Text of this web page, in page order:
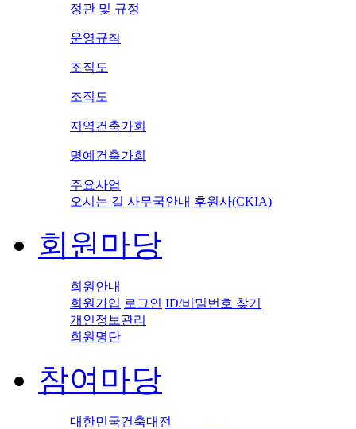
정관 및 규정
운영규칙
조직도
조직도
지역건축가회
명예건축가회
주요사업
오시는 길 사무국안내 후원사(CKIA)
회원마당
회원안내
회원가입 로그인 ID/비밀번호 찾기
개인정보관리
회원명단
참여마당
대한민국건축대전